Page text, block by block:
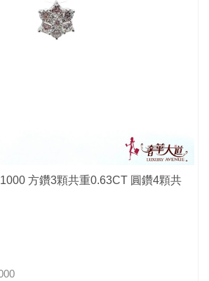
方鑽3顆共重0.63CT 圓鑽4顆共